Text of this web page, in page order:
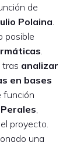
de
Polaina
posible
tras analizar
en bases
función
proyecto.
una